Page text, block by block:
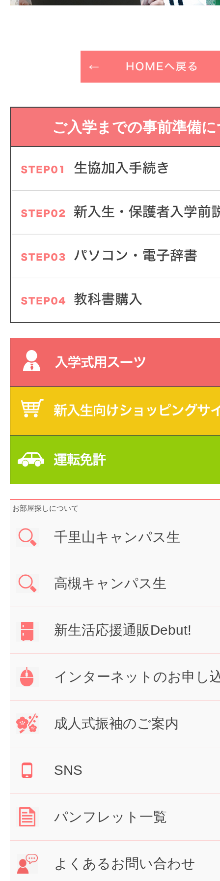
ご入学までの事前準備
お部屋探しについて
千里山キャンパス生
高槻キャンパス生
新生活応援通販Debut!
インターネットのお申し
成人式振袖のご案内
SNS
パンフレット一覧
よくあるお問い合わせ